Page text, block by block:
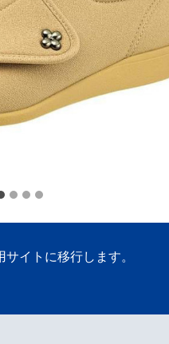
イトに移行します。